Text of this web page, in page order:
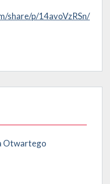
share/p/14avoVzRSn/
Otwartego